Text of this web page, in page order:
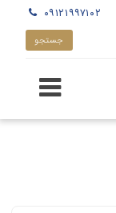
۰۹۱۲۱۹۹۷۱۰۲